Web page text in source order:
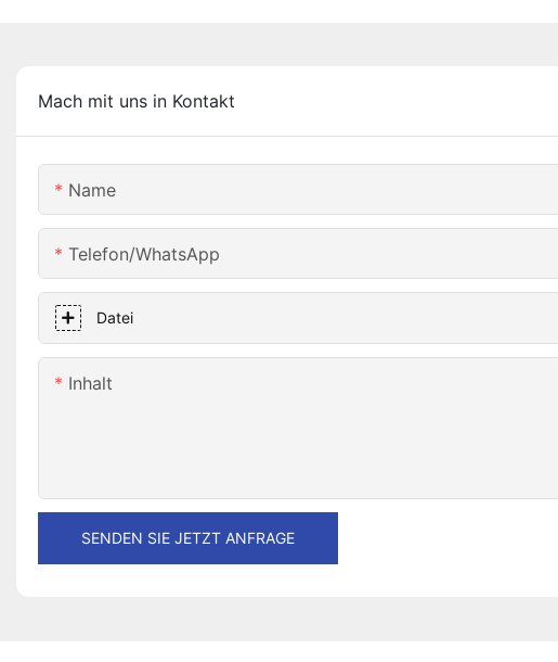
Mach mit uns in Kontakt
Name
Telefon/WhatsApp
Datei
Inhalt
SENDEN SIE JETZT ANFRAGE